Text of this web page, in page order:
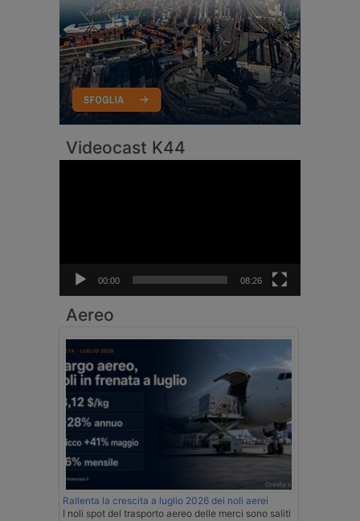
Videocast K44
00:00 08:26
Aereo
Rallenta la crescita a luglio 2026 dei noli aerei
I noli spot del trasporto aereo delle merci sono saliti